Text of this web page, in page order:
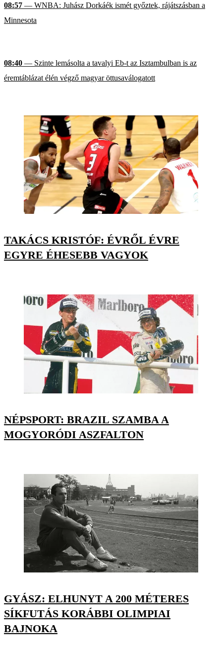
08:57 — WNBA: Juhász Dorkáék ismét győztek, rájátszásban a
Minnesota
08:40 — Szinte lemásolta a tavalyi Eb-t az Isztambulban is az
éremtáblázat élén végző magyar öttusaválogatott
TAKÁCS KRISTÓF: ÉVRŐL ÉVRE
EGYRE ÉHESEBB VAGYOK
NÉPSPORT: BRAZIL SZAMBA A
MOGYORÓDI ASZFALTON
GYÁSZ: ELHUNYT A 200 MÉTERES
SÍKFUTÁS KORÁBBI OLIMPIAI
BAJNOKA